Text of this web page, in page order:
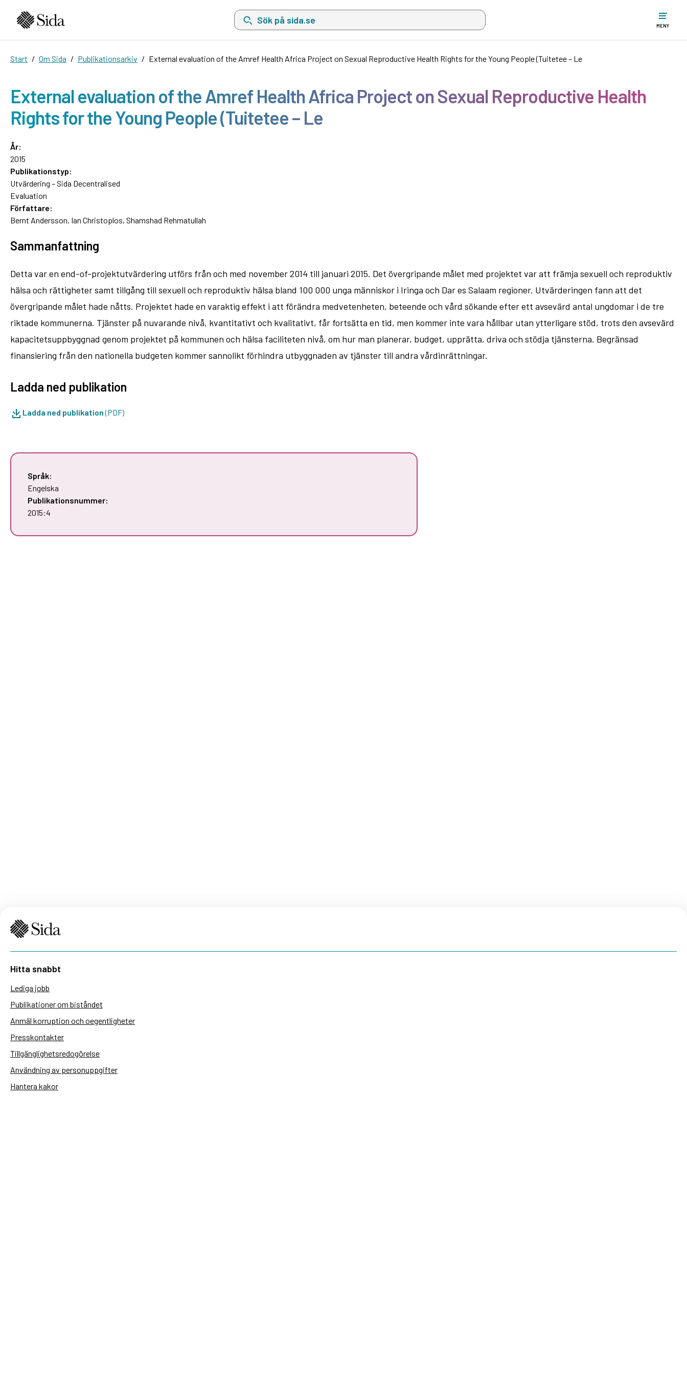
Sök på sida.se, sökförslag kommer att visas i en lista under sökfältet när mer än två tecken har angivits. Piltangenterna uppåt och
MENY
Start Om Sida Publikationsarkiv External evaluation of the Amref Health Africa Project on Sexual Reproductive Health Rights for the Young People (Tuitetee – Le
External evaluation of the Amref Health Africa Project on Sexual Reproductive Health
Rights for the Young People (Tuitetee – Le
År:
2015
Publikationstyp:
Utvärdering – Sida Decentralised
Evaluation
Författare:
Bernt Andersson, Ian Christoplos, Shamshad Rehmatullah
Sammanfattning
Detta var en end-of-projektutvärdering utförs från och med november 2014 till januari 2015. Det övergripande målet med projektet var att främja sexuell och reproduktiv
hälsa och rättigheter samt tillgång till sexuell och reproduktiv hälsa bland 100 000 unga människor i Iringa och Dar es Salaam regioner. Utvärderingen fann att det
övergripande målet hade nåtts. Projektet hade en varaktig effekt i att förändra medvetenheten, beteende och vård sökande efter ett avsevärd antal ungdomar i de tre
riktade kommunerna. Tjänster på nuvarande nivå, kvantitativt och kvalitativt, får fortsätta en tid, men kommer inte vara hållbar utan ytterligare stöd, trots den avsevärd
kapacitetsuppbyggnad genom projektet på kommunen och hälsa faciliteten nivå, om hur man planerar, budget, upprätta, driva och stödja tjänsterna. Begränsad
finansiering från den nationella budgeten kommer sannolikt förhindra utbyggnaden av tjänster till andra vårdinrättningar.
Ladda ned publikation
Ladda ned publikation(PDF)
Språk:
Engelska
Publikationsnummer:
2015:4
Hitta snabbt
Lediga jobb
Publikationer om biståndet
Anmäl korruption och oegentligheter
Presskontakter
Tillgänglighetsredogörelse
Användning av personuppgifter
Hantera kakor